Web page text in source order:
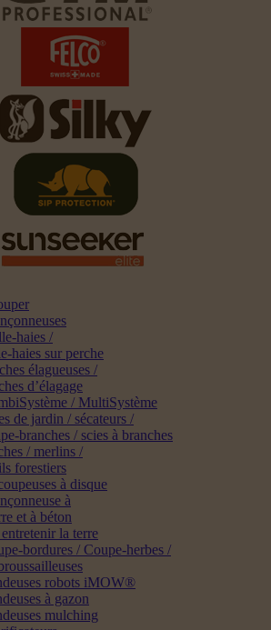
haies /
haies sur perche
élagueuses /
d’élagage
/ MultiSystème
de jardin / sécateurs /
branches / scies à branches
/ merlins /
forestiers
à disque
à
et à béton
la terre
bordures / Coupe-herbes /
robots iMOW®
à gazon
mulching